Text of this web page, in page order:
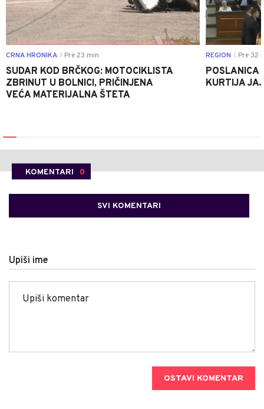
CRNA HRONIKA Pre 23 min
SUDAR KOD BRČKOG: MOTOCIKLISTA
ZBRINUT U BOLNICI, PRIČINJENA
VEĆA MATERIJALNA ŠTETA
REGION Pre 32
POSLANICA
KURTIJA
KOMENTARI 0
SVI KOMENTARI
Upiši ime
OSTAVI KOMENTAR